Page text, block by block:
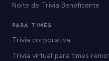
Noite de Trivia Beneficente
PARA TIMES
Trivia corporativa
Trivia virtual para times